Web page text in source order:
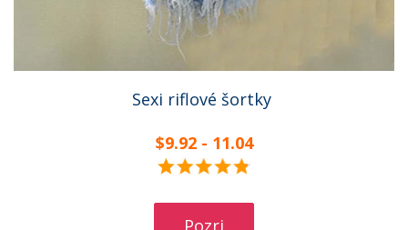
Sexi riflové šortky
$9.92 - 11.04
Pozri